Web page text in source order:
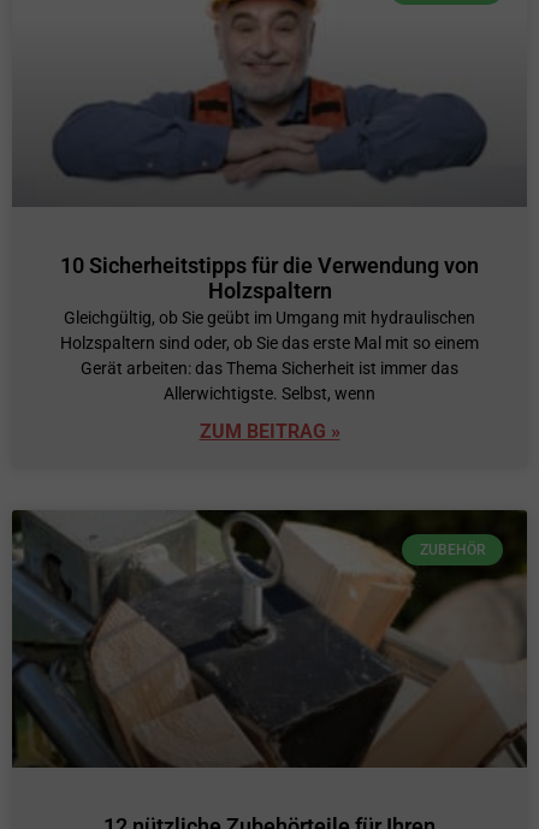
10 Sicherheitstipps für die Verwendung von
Holzspaltern
Gleichgültig, ob Sie geübt im Umgang mit hydraulischen
Holzspaltern sind oder, ob Sie das erste Mal mit so einem
Gerät arbeiten: das Thema Sicherheit ist immer das
Allerwichtigste. Selbst, wenn
ZUM BEITRAG »
ZUBEHÖR